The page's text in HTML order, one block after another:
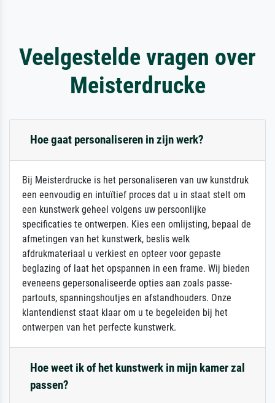
Veelgestelde vragen over
Meisterdrucke
Hoe gaat personaliseren in zijn werk?
Bij Meisterdrucke is het personaliseren van uw kunstdruk
een eenvoudig en intuïtief proces dat u in staat stelt om
een kunstwerk geheel volgens uw persoonlijke
specificaties te ontwerpen. Kies een omlijsting, bepaal de
afmetingen van het kunstwerk, beslis welk
afdrukmateriaal u verkiest en opteer voor gepaste
beglazing of laat het opspannen in een frame. Wij bieden
eveneens gepersonaliseerde opties aan zoals passe-
partouts, spanningshoutjes en afstandhouders. Onze
klantendienst staat klaar om u te begeleiden bij het
ontwerpen van het perfecte kunstwerk.
Hoe weet ik of het kunstwerk in mijn kamer zal
passen?